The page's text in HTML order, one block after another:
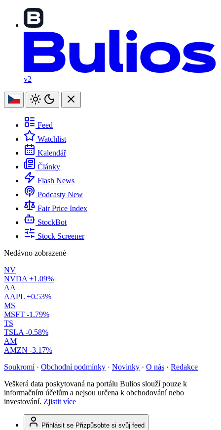
v2
Feed
Watchlist
Kalendář
Články
Flash News
Podcasty New
Fair Price Index
StockBot
Stock Screener
Nedávno zobrazené
NV
NVDA +1.09%
AA
AAPL +0.53%
MS
MSFT -1.79%
TS
TSLA -0.58%
AM
AMZN -3.17%
Soukromí · Obchodní podmínky · Novinky · O nás · Redakce
Veškerá data poskytovaná na portálu Bulios slouží pouze k
informačním účelům a nejsou určena k obchodování nebo
investování. Zjistit více
Přihlásit se Přizpůsobte si svůj feed